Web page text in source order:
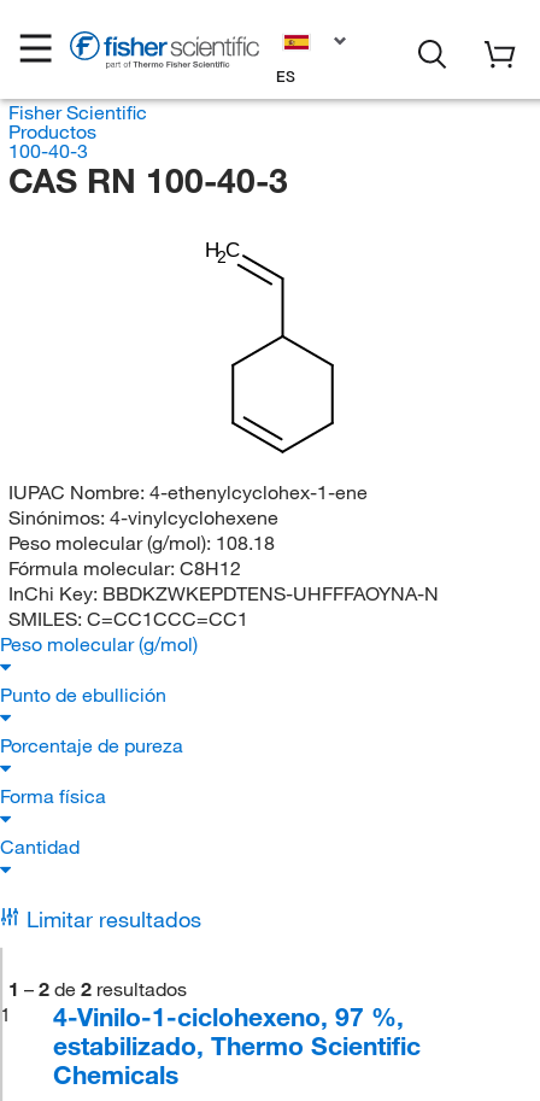
ES
Fisher Scientific
Productos
100-40-3
CAS RN 100-40-3
H2C
IUPAC Nombre: 4-ethenylcyclohex-1-ene
Sinónimos: 4-vinylcyclohexene
Peso molecular (g/mol): 108.18
Fórmula molecular: C8H12
InChi Key: BBDKZWKEPDTENS-UHFFFAOYNA-N
SMILES: C=CC1CCC=CC1
Peso molecular (g/mol)
Punto de ebullición
Porcentaje de pureza
Forma física
Cantidad
Limitar resultados
1 – 2 de 2 resultados
1
4-Vinilo-1-ciclohexeno, 97 %,
estabilizado, Thermo Scientific
Chemicals